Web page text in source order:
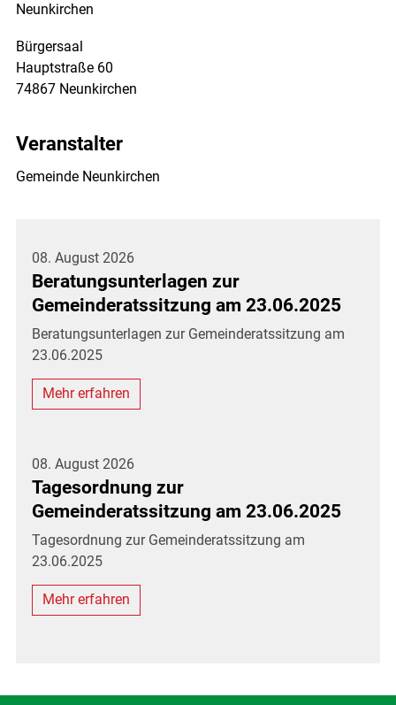
Neunkirchen
Bürgersaal
Hauptstraße 60
74867 Neunkirchen
Veranstalter
Gemeinde Neunkirchen
08. August 2026
Beratungsunterlagen zur
Gemeinderatssitzung am 23.06.2025
Beratungsunterlagen zur Gemeinderatssitzung am
23.06.2025
Mehr erfahren
08. August 2026
Tagesordnung zur
Gemeinderatssitzung am 23.06.2025
Tagesordnung zur Gemeinderatssitzung am
23.06.2025
Mehr erfahren